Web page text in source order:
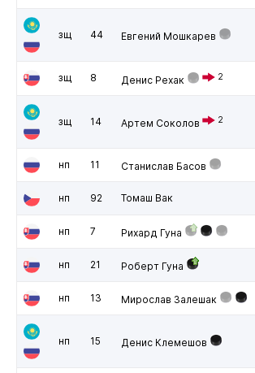
зщ 44 Евгений Мошкарев
зщ 8 Денис Рехак 2
зщ 14 Артем Соколов 2
нп 11 Станислав Басов
нп 92 Томаш Вак
нп 7 Рихард Гуна
нп 21 Роберт Гуна
нп 13 Мирослав Залешак
нп 15 Денис Клемешов